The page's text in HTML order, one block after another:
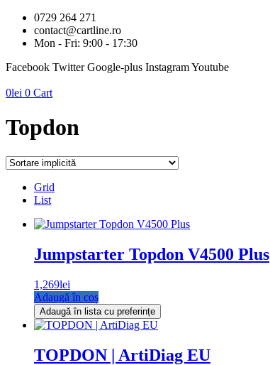
0729 264 271
contact@cartline.ro
Mon - Fri: 9:00 - 17:30
Facebook Twitter Google-plus InstagramYoutube
0lei 0 Cart
Topdon
Grid
List
Jumpstarter Topdon V4500 Plus
1,269lei
Adaugă în coș
Adaugă în lista cu preferințe
TOPDON | ArtiDiag EU